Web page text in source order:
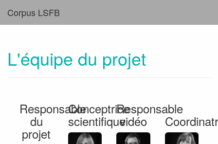
Corpus LSFB
L'équipe du projet
Responsable
du
projet
Conceptrice
scientifique
Responsable
vidéo